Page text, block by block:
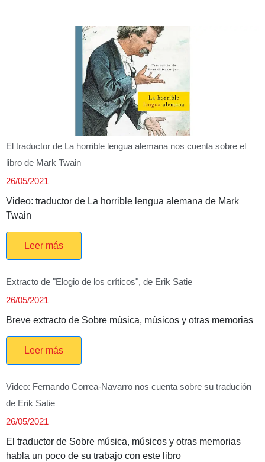
El traductor de La horrible lengua alemana nos cuenta sobre el
libro de Mark Twain
26/05/2021
Video: traductor de La horrible lengua alemana de Mark
Twain
Leer más
Extracto de "Elogio de los críticos", de Erik Satie
26/05/2021
Breve extracto de Sobre música, músicos y otras memorias
Leer más
Video: Fernando Correa-Navarro nos cuenta sobre su tradución
de Erik Satie
26/05/2021
El traductor de Sobre música, músicos y otras memorias
habla un poco de su trabajo con este libro